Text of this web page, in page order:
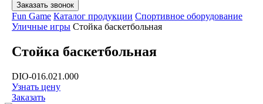
Заказать звонок
Fun Game Каталог продукции Спортивное оборудование
Уличные игры Стойка баскетбольная
Стойка баскетбольная
DIO-016.021.000
Узнать цену
Заказать